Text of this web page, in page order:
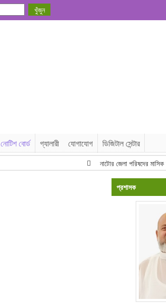
নোটিশ বোর্ড গ্যালারী যোগাযোগ ডিজিটাল সেন্টার
নাটোর জেলা পরিষদের মাসিক
প্রশাসক